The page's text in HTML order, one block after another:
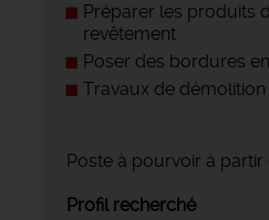
Préparer les produits
revêtement
Poser des bordures
Travaux de
Poste à pourvoir à partir
Profil recherché